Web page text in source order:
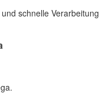
schnelle Verarbeitung